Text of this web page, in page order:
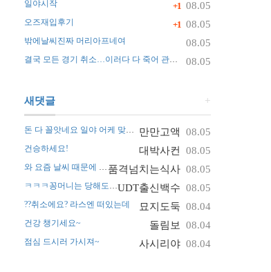
+1 08.05
일야시작
+1 08.05
오즈재입후기
08.05
밖에날씨진짜 머리아프네여
08.05
결국 모든 경기 취소…이러다 다 죽어 관중 쓰러지자 화들짝 [자막뉴스]
+
새댓글
만만고액 08.05
돈 다 꼴앗네요 일야 어케 맞추나요 ㅠ
대박사컨 08.05
건승하세요!
품격넘치는식사 08.05
와 요즘 날씨 때문에 진짜 난리네요~
UDT출신백수 08.05
ㅋㅋㅋ꽁머니는 당해도 괜찮아요
묘지도둑 08.04
??취소에요? 라스엔 떠있는데
돌림보 08.04
건강 챙기세요~
사시리야 08.04
점심 드시러 가시져~